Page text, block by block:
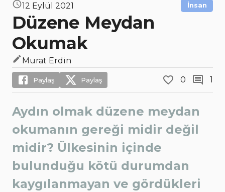
12 Eylül 2021 İnsan
Düzene Meydan
Okumak
Murat Erdin
Paylaş Paylaş 0 1
Aydın olmak düzene meydan
okumanın gereği midir değil
midir? Ülkesinin içinde
bulunduğu kötü durumdan
kaygılanmayan ve gördükleri